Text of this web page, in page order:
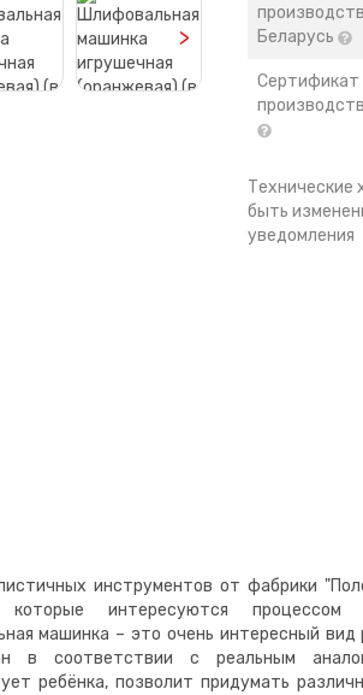
>
Беларусь
Сертификат
Технические
быть
уведомления
инструментов от фабрики
интересуются процессом
машинка – это очень интересный вид
в соответствии с реальным
ребёнка, позволит придумать